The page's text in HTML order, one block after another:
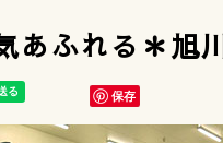
ふれる＊旭
保存